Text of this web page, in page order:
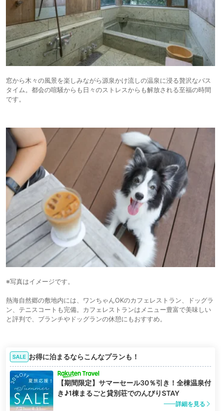
窓から木々の風景を楽しみながら源泉かけ流しの温泉に浸る贅沢なバス
タイム。都会の喧騒からも日々のストレスからも解放される至福の時間
です。
※写真はイメージです。
熱海自然郷の敷地内には、ワンちゃんOKのカフェレストラン、ドッグラ
ン、テニスコートも完備。カフェレストランはメニュー豊富で美味しい
と評判で、ブランチやドッグランの休憩にもおすすめ。
SALE お得に泊まるならこんなプランも！
【期間限定】サマーセール30％引き！全棟温泉付
き♪1棟まるごと貸別荘でのんびりSTAY
詳細を見る